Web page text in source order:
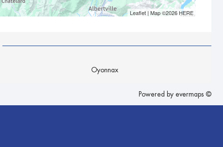
Leaflet| Map ©2026 HERE
Oyonnax
Powered by evermaps ©